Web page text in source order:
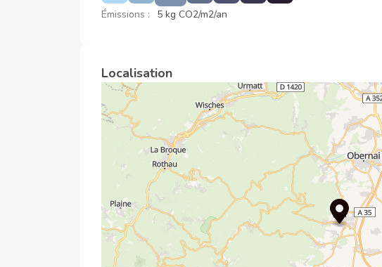
Émissions :
5 kg CO2/m2/an
Localisation